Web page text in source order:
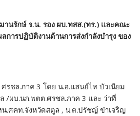
านรักษ์ ร.น. รอง ผบ.ทสส.(ทร.) และคณะ
การปฏิบัติงานด้านการส่งกำลังบำรุง ของ
รชล.ภาค 3 โดย น.อ.แสนย์ไท บัวเนียม
/ผบ.นก.พตต.ศรชล.ภาค 3 และ ว่าที่
น.ศคท.จังหวัดสตูล , น.ต.ปรัชญ์ ขำเจริญ